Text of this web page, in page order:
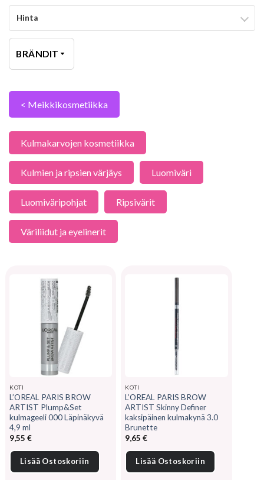
Hinta
BRÄNDIT
< Meikkikosmetiikka
Kulmakarvojen kosmetiikka
Kulmien ja ripsien värjäys Luomiväri
Luomiväripohjat Ripsivärit
Väriliidut ja eyelinerit
KOTI
L’OREAL PARIS BROW
ARTIST Plump&Set
kulmageeli 000 Läpinäkyvä
4,9 ml
9,55 €
Lisää Ostoskoriin
KOTI
L’OREAL PARIS BROW
ARTIST Skinny Definer
kaksipäinen kulmakynä 3.0
Brunette
9,65€
Lisää Ostoskoriin